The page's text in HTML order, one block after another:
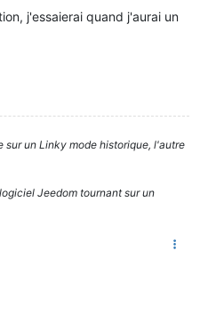
j'essaierai quand j'aurai un
sur un Linky mode historique, l'autre
Jeedom tournant sur un